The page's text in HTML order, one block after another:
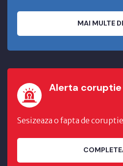
MAI MULTE
Alerta coruptie
Sesizeaza o fapta de